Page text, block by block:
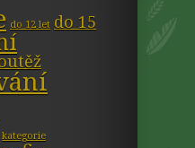
do 12 let do 15
kategorie